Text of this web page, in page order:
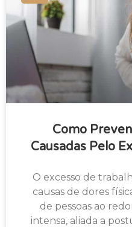
Como
Causadas Pelo
O excesso de
causas de dores
de pessoas ao
intensa, aliada a